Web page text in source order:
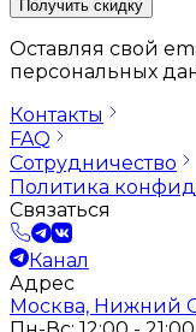
Получить скидку
Оставляя свой
персональных
Контакты
FAQ
Сотрудничество
Политика
Связаться
Канал
Адрес
Москва, Нижний